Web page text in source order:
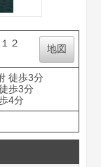
２
地図
徒歩3分
歩3分
4分